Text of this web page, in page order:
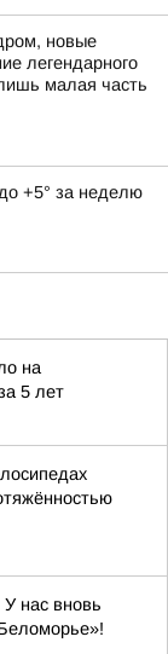
новые
легендарного
малая часть
+5° за неделю
на
5 лет
нас вновь